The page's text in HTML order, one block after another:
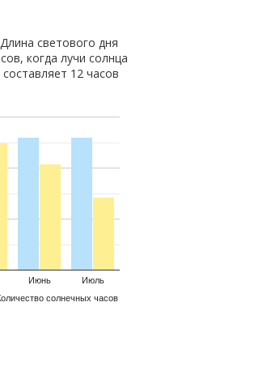
светового дня
когда лучи солнца
12 часов
солнечных часов
Июнь Июль